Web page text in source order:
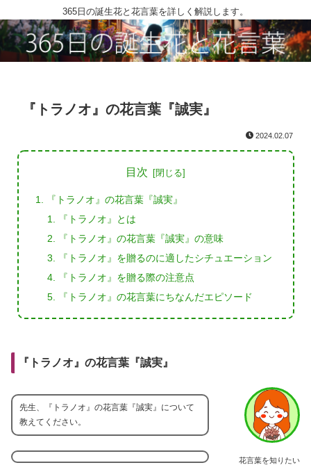
365日の誕生花と花言葉を詳しく解説します。
『トラノオ』の花言葉『誠実』
2024.02.07
目次
『トラノオ』の花言葉『誠実』
『トラノオ』とは
『トラノオ』の花言葉『誠実』の意味
『トラノオ』を贈るのに適したシチュエーション
『トラノオ』を贈る際の注意点
『トラノオ』の花言葉にちなんだエピソード
『トラノオ』の花言葉『誠実』
花言葉を知りたい
先生、『トラノオ』の花言葉『誠実』について
教えてください。